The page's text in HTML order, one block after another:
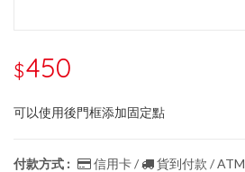
$450
可以使用後門框添加固定點
付款方式 : 信用卡 / 貨到付款 / ATM